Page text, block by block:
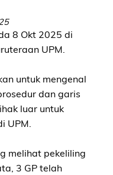
8 Okt 2025 di
UPM.
untuk mengenal
dan garis
luar untuk
UPM.
melihat pekeliling
3 GP telah